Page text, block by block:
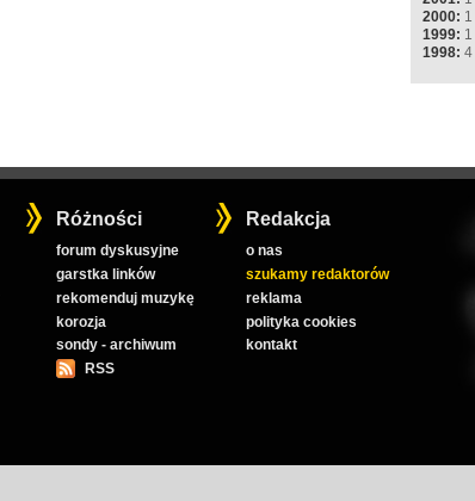
2000: 1
1999: 1
1998: 4
Różności
forum dyskusyjne
garstka linków
rekomenduj muzykę
korozja
sondy - archiwum
RSS
Redakcja
o nas
szukamy redaktorów
reklama
polityka cookies
kontakt